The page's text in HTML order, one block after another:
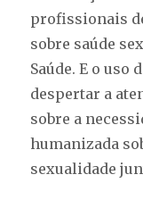
profissionais
sobre saúde
Saúde. E o
despertar a
sobre a
humanizada
sexualidade